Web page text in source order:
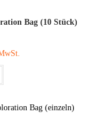
Bag (10 Stück)